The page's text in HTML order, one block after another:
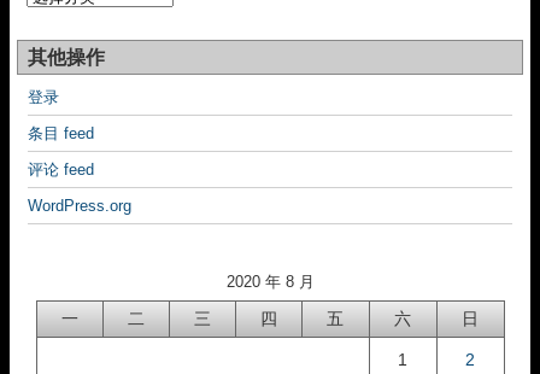
类
其他操作
登录
条目 feed
评论 feed
WordPress.org
2020 年 8 月
一 二 三 四 五 六 日
1 2